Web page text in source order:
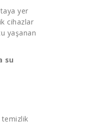
yer
cihazlar
yaşanan
su
temizlik